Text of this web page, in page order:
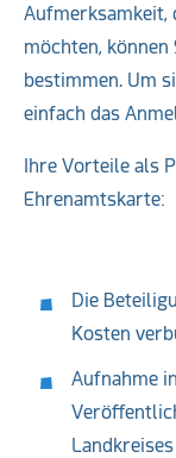
Aufmerksamkeit,
möchten,
bestimmen. Um
einfach das
Ihre Vorteile als
Ehrenamtskarte:
Die
Kosten
Aufnahme